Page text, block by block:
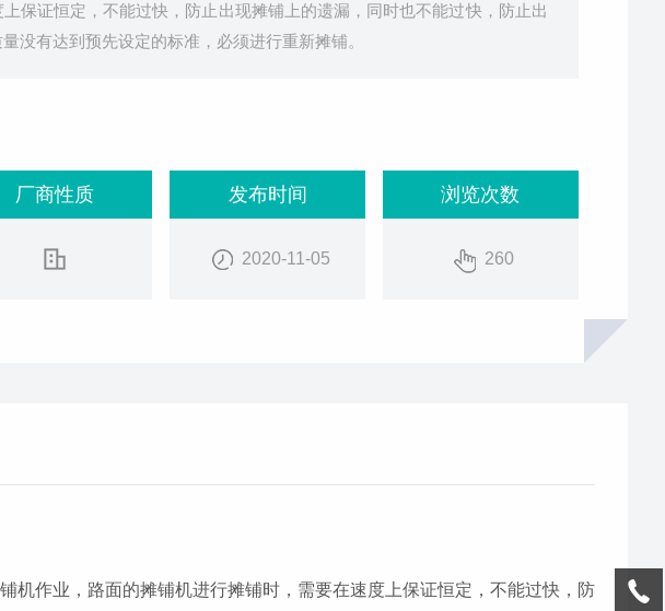
保证恒定，不能过快，防止出现摊铺上的遗漏，同时也不能过快，防止出
没有达到预先设定的标准，必须进行重新摊铺。
厂商性质 发布时间
2020-11-05
浏览次数
260
机作业，路面的摊铺机进行摊铺时，需要在速度上保证恒定，不能过快，防